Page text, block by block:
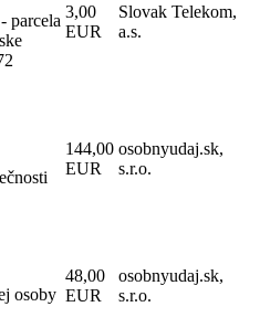
parcela 3,00
EUR
Slovak Telekom,
a.s.
144,00
EUR
osobnyudaj.sk,
s.r.o.
osoby
48,00
EUR
osobnyudaj.sk,
s.r.o.